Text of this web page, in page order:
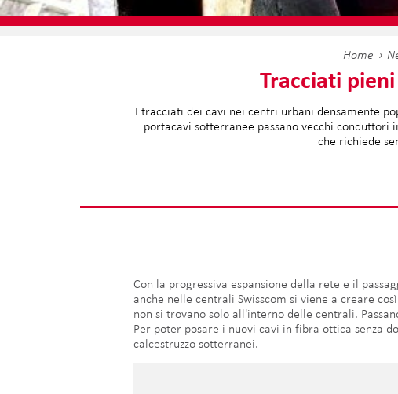
Home
Tracciati
I tracciati dei cavi nei centri urbani densamente
portacavi sotterranee passano vecchi
che richiede
Con la progressiva espansione della rete e il
anche nelle centrali Swisscom si viene a creare
non si trovano solo all'interno delle centrali.
Per poter posare i nuovi cavi in fibra ottica senza
calcestruzzo sotterranei.